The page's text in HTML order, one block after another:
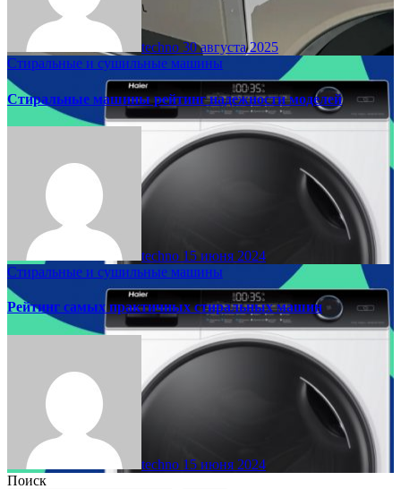
techno 30 августа 2025
Стиральные и сушильные машины
Стиральные машины рейтинг надежности моделей
techno 15 июня 2024
Стиральные и сушильные машины
Рейтинг самых практичных стиральных машин
techno 15 июня 2024
Поиск